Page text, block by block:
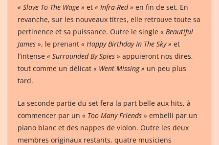
« Slave To The Wage » et « Infra-Red » en fin de set. En
revanche, sur les nouveaux titres, elle retrouve toute sa
pertinence et sa puissance. Outre le single « Beautiful
James », le prenant « Happy Birthday In The Sky » et
l’intense « Surrounded By Spies » appuieront nos dires,
tout comme un délicat « Went Missing » un peu plus
tard.
La seconde partie du set fera la part belle aux hits, à
commencer par un « Too Many Friends » embelli par un
piano blanc et des nappes de violon. Outre les deux
membres originaux restants, quatre musiciens